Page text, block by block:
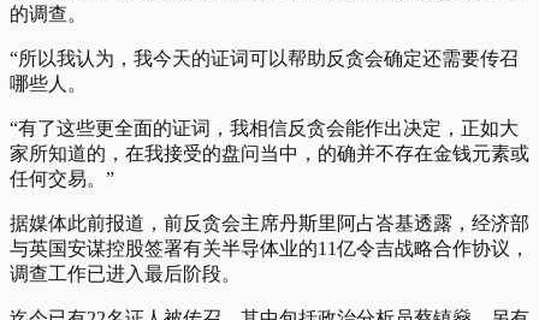
的调查。
“所以我认为，我今天的证词可以帮助反贪会确定还需要传召
哪些人。
“有了这些更全面的证词，我相信反贪会能作出决定，正如大
家所知道的，在我接受的盘问当中，的确并不存在金钱元素或
任何交易。”
据媒体此前报道，前反贪会主席丹斯里阿占峇基透露，经济部
与英国安谋控股签署有关半导体业的11亿令吉战略合作协议，
调查工作已进入最后阶段。